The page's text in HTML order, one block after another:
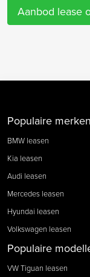
Aanbod lease
Populaire merken
BMW leasen
Kia leasen
Audi leasen
Mercedes leasen
Hyundai leasen
Volkswagen leasen
Populaire
VW Tiguan leasen